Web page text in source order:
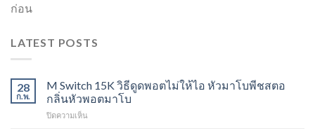
ก่อน
LATEST POSTS
28
ก.พ.
M Switch 15K วิธีดูดพอตไม่ให้ไอ หัวมาโบพีชสตอ
กลิ่นหัวพอตมาโบ
ปิดความเห็น